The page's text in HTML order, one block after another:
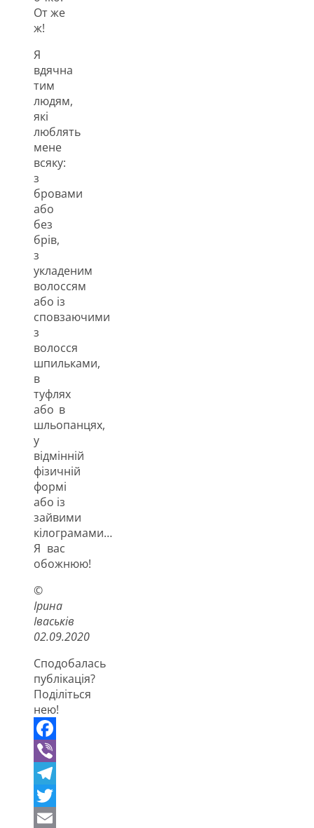
От же
ж!
Я
вдячна
тим
людям,
які
люблять
мене
всяку:
з
бровами
або
без
брів,
з
укладеним
волоссям
або із
сповзаючими
з
волосся
шпильками,
в
туфлях
або в
шльопанцях,
у
відмінній
фізичній
формі
або із
зайвими
кілограмами…
Я вас
обожнюю!
©
Ірина
Іваськів
02.09.2020
Сподобалась
публікація?
Поділіться
нею!
Facebook
Viber
Telegram
Twitter